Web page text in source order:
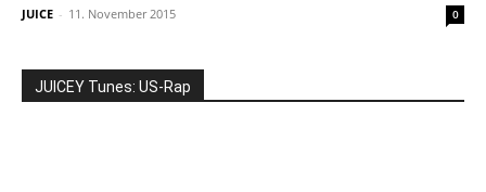
JUICE - 11. November 2015 0
JUICEY Tunes: US-Rap